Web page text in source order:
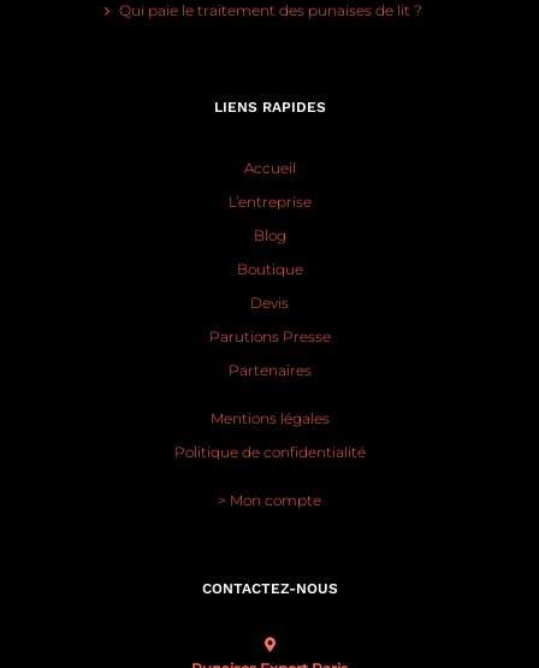
Qui paie le traitement des punaises de lit ?
LIENS RAPIDES
Accueil
L’entreprise
Blog
Boutique
Devis
Parutions Presse
Partenaires
Mentions légales
Politique de confidentialité
> Mon compte
CONTACTEZ-NOUS